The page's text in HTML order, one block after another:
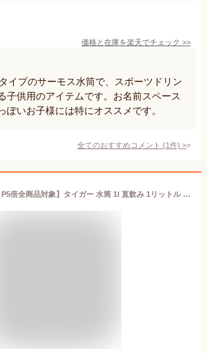
価格と在庫を楽天でチェック >>
イプのサーモス水筒で、スポーツドリン
子供用のアイテムです。お名前スペース
ぽいお子様には特にオススメです。
全てのおすすめコメント (1件) >
【エントリー＋P5倍全商品対象】タイガー 水筒 1l 直飲み 1リットル MTA-B100 ステンレスボトル 子供 大人 おしゃれ 保冷専用 スポーツドリンク対応 ハンドルつき/